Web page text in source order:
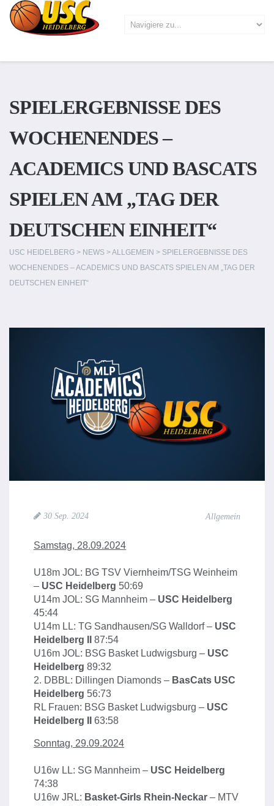
SPIELERGEBNISSE DES
WOCHENENDES –
ACADEMICS UND BASCATS
SPIELEN AM „TAG DER
DEUTSCHEN EINHEIT“
USC HEIDELBERG > NEWS >ALLGEMEIN > SPIELERGEBNISSE DES
WOCHENENDES – ACADEMICS UND BASCATS SPIELEN AM „TAG DER
DEUTSCHEN EINHEIT“
30 Sep. 2024 Allgemein
Samstag, 28.09.2024
U18m JOL: BG TSV Viernheim/TSG Weinheim
– USC Heidelberg 50:69
U14m JOL: SG Mannheim – USC Heidelberg
45:44
U14m LL: TG Sandhausen/SG Walldorf – USC
Heidelberg II
87:54
U16m JOL: BSG Basket Ludwigsburg – USC
Heidelberg 89:32
2. DBBL: Dillingen Diamonds – BasCats USC
Heidelberg 56:73
RL Frauen: BSG Basket Ludwigsburg – USC
Heidelberg II
63:58
Sonntag, 29.09.2024
U16w LL: SG Mannheim – USC Heidelberg
74:38
U16w JRL: Basket-Girls Rhein-Neckar – MTV